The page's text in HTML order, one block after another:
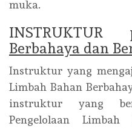
muka.
INSTRUKTUR
Berbahaya dan
Instruktur yang
Limbah Bahan
instruktur yang
Pengelolaan